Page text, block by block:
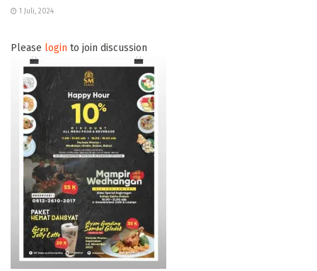
1 Juli, 2024
Please login to join discussion